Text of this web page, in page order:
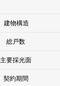
建物構造
総戸数
主要採光面
契約期間